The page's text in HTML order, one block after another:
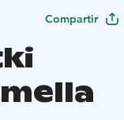
Compartir